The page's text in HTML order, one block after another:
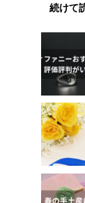
続けて